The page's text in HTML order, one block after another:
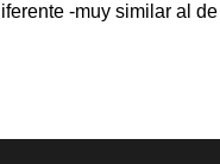
-muy similar al